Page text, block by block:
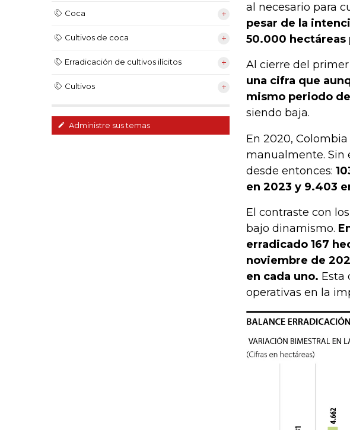
Coca
Cultivos de coca
Erradicación de cultivos ilícitos
Cultivos
Administre sus temas
al necesario para
pesar de la
50.000 hectáreas
Al cierre del
una cifra que
mismo periodo
siendo baja.
En 2020,
manualmente. Sin
desde entonces:
en 2023 y 9.403
El contraste con
bajo dinamismo.
erradicado 167
noviembre de
en cada uno. Esta
operativas en la